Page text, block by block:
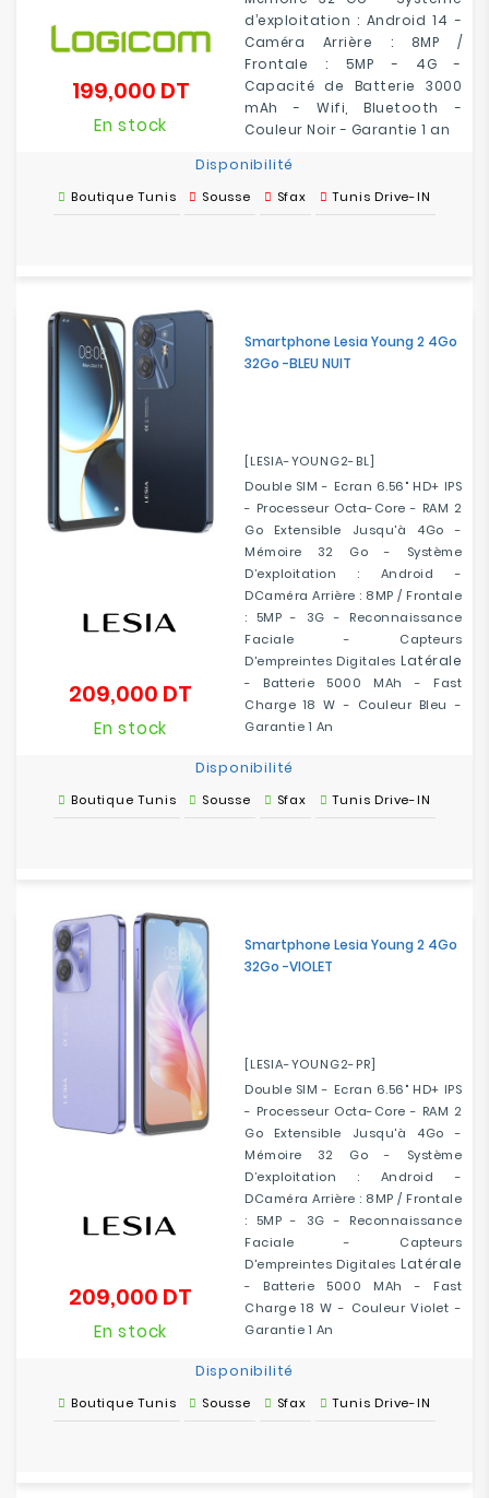
d’exploitation : Android 14 -
Caméra Arrière : 8MP /
Frontale : 5MP - 4G -
Capacité de Batterie 3000
mAh - Wifi, Bluetooth -
Couleur Noir - Garantie 1 an
199,000 DTPrix
En stock
Disponibilité
Boutique Tunis Sousse Sfax Tunis Drive-IN
Smartphone Lesia Young 2 4Go
32Go -BLEU NUIT
[LESIA-YOUNG2-BL]
Double SIM - Ecran 6.56" HD+ IPS
- Processeur Octa-Core - RAM 2
Go Extensible Jusqu'à 4Go -
Mémoire 32 Go - Système
D’exploitation : Android -
DCaméra Arrière : 8MP / Frontale
: 5MP - 3G - Reconnaissance
Faciale - Capteurs
D'empreintes Digitales Latérale
- Batterie 5000 MAh - Fast
Charge 18 W - Couleur Bleu -
Garantie 1 An
209,000 DT
En stock
Disponibilité
Boutique Tunis Sousse Sfax Tunis Drive-IN
Smartphone Lesia Young 2 4Go
32Go -VIOLET
[LESIA-YOUNG2-PR]
Double SIM - Ecran 6.56" HD+ IPS
- Processeur Octa-Core - RAM 2
Go Extensible Jusqu'à 4Go -
Mémoire 32 Go - Système
D’exploitation : Android -
DCaméra Arrière : 8MP / Frontale
: 5MP - 3G - Reconnaissance
Faciale - Capteurs
D'empreintes Digitales Latérale
- Batterie 5000 MAh - Fast
Charge 18 W - Couleur Violet -
Garantie 1 An
209,000 DT
En stock
Disponibilité
Boutique Tunis Sousse Sfax Tunis Drive-IN